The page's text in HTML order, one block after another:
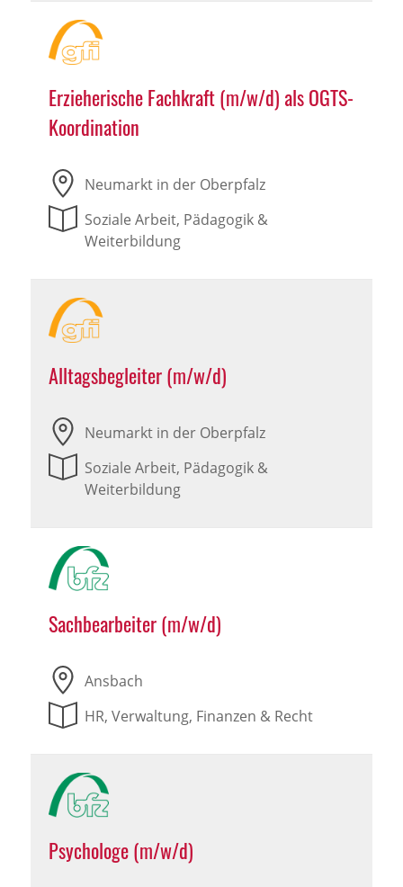
Erzieherische Fachkraft (m/w/d) als OGTS-
Koordination
Neumarkt in der Oberpfalz
Soziale Arbeit, Pädagogik &
Weiterbildung
Alltagsbegleiter (m/w/d)
Neumarkt in der Oberpfalz
Soziale Arbeit, Pädagogik &
Weiterbildung
Sachbearbeiter (m/w/d)
Ansbach
HR, Verwaltung, Finanzen & Recht
Psychologe (m/w/d)